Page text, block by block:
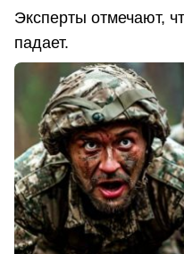
Эксперты отмечают,
падает.